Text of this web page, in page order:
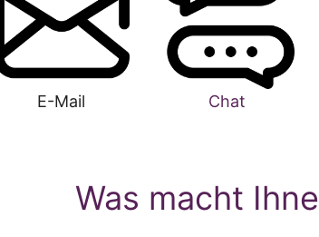
E-Mail Chat
Was macht